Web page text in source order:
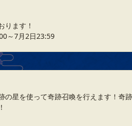
ります！
～7月2日23:59
の星を使って奇跡召喚を行えます！奇